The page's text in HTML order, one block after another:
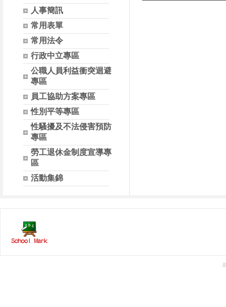
人事簡訊
常用表單
常用法令
行政中立專區
公職人員利益衝突迴避
專區
員工協助方案專區
性別平等專區
性騷擾及不法侵害預防
專區
勞工退休金制度宣導專
區
活動集錦